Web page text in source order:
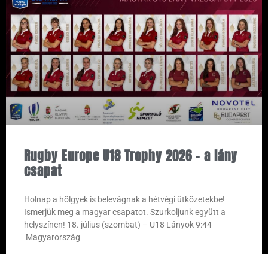
Rugby Europe U18 Trophy 2026 – a lány
csapat
Holnap a hölgyek is belevágnak a hétvégi ütközetekbe!
Ismerjük meg a magyar csapatot. Szurkoljunk együtt a
helyszínen! 18. július (szombat) – U18 Lányok 9:44
Magyarország